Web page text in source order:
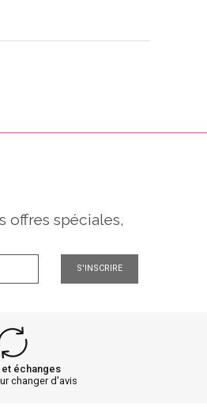
offres spéciales,
S'INSCRIRE
et échanges
changer d'avis